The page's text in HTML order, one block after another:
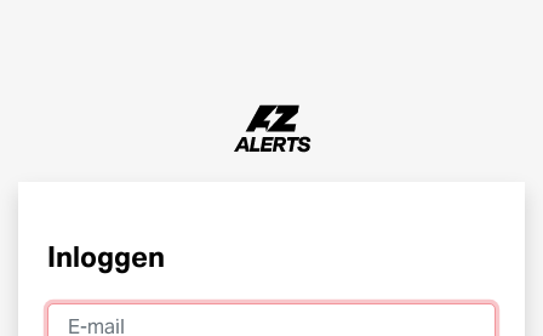
Inloggen
E-mail